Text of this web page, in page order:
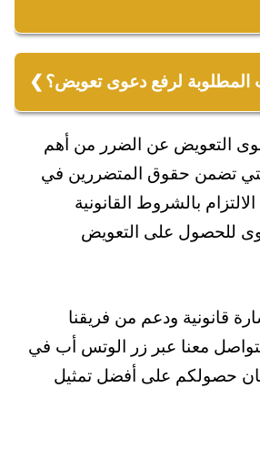
رفع دعوى تعويض عن الأضرار
المطلوبة لرفع دعوى تعويض؟
الضرر (مثل تقرير طبي أو
علاقة سببية بين الفعل
التعويض عن الضرر من أهم
التي تضمن حقوق المتضررين في
بالشروط القانونية
للحصول على التعويض
قانونية ودعم من فريقنا
معنا عبر زر الوتس أب في
حصولكم على أفضل تمثيل